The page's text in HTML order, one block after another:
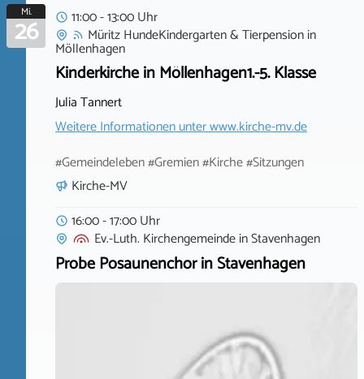
Mi.
26
11:00 - 13:00 Uhr
Müritz HundeKindergarten & Tierpensionin
Möllenhagen
Kinderkirche in Möllenhagen1.-5. Klasse
Julia Tannert
Weitere Informationen unterwww.kirche-mv.de
#Gemeindeleben #Gremien #Kirche #Sitzungen
Kirche-MV
16:00 - 17:00 Uhr
Ev.-Luth. KirchengemeindeinStavenhagen
Probe Posaunenchor in Stavenhagen